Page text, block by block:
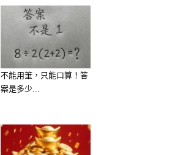
不能用筆，只能口算！答
案是多少...